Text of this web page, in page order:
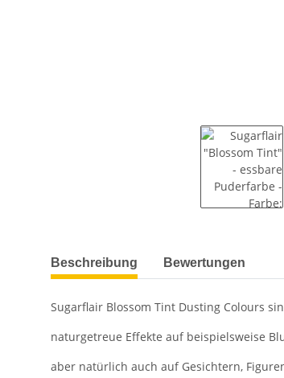
weitere Registerkarten anzeigen
Beschreibung Bewertungen
Sugarflair Blossom Tint Dusting Colours
naturgetreue Effekte auf beispielsweise
aber natürlich auch auf Gesichtern,